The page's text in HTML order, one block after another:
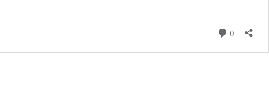
0 Comments